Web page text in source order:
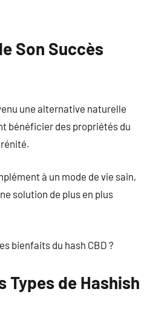
Son Succès
une alternative naturelle
bénéficier des propriétés du
à un mode de vie sain,
solution de plus en plus
bienfaits du hash CBD ?
Types de Hashish